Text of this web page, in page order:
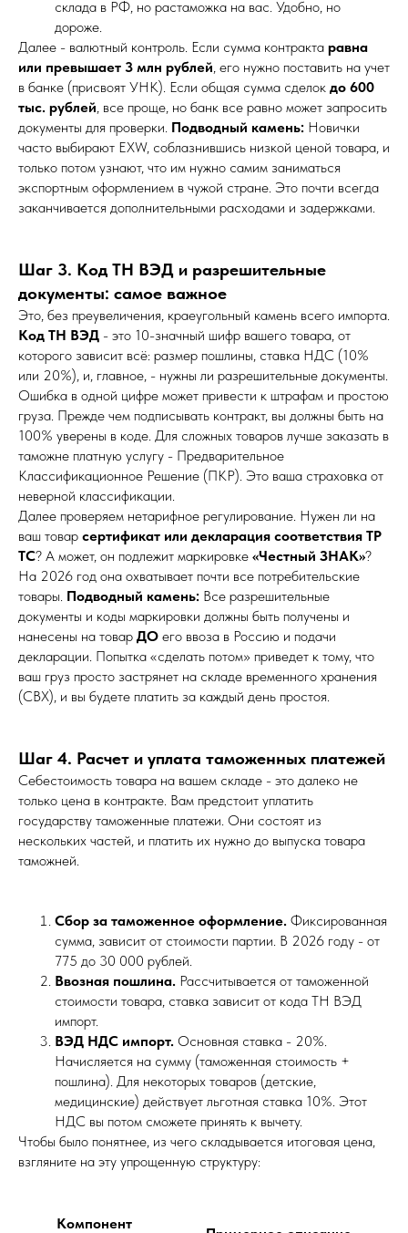
склада в РФ, но растаможка на вас. Удобно, но
дороже.
Далее - валютный контроль. Если сумма контракта равна
или превышает 3 млн рублей , его нужно поставить на учет
в банке (присвоят УНК). Если общая сумма сделок до 600
тыс. рублей , все проще, но банк все равно может запросить
документы для проверки. Подводный камень: Новички
часто выбирают EXW, соблазнившись низкой ценой товара, и
только потом узнают, что им нужно самим заниматься
экспортным оформлением в чужой стране. Это почти всегда
заканчивается дополнительными расходами и задержками.
Шаг 3. Код ТН ВЭД и разрешительные
документы: самое важное
Это, без преувеличения, краеугольный камень всего импорта.
Код ТН ВЭД - это 10-значный шифр вашего товара, от
которого зависит всё: размер пошлины, ставка НДС (10%
или 20%), и, главное, - нужны ли разрешительные документы.
Ошибка в одной цифре может привести к штрафам и простою
груза. Прежде чем подписывать контракт, вы должны быть на
100% уверены в коде. Для сложных товаров лучше заказать в
таможне платную услугу - Предварительное
Классификационное Решение (ПКР). Это ваша страховка от
неверной классификации.
Далее проверяем нетарифное регулирование. Нужен ли на
ваш товар сертификат или декларация соответствия ТР
ТС? А может, он подлежит маркировке «Честный ЗНАК»?
На 2026 год она охватывает почти все потребительские
товары. Подводный камень: Все разрешительные
документы и коды маркировки должны быть получены и
нанесены на товар ДО его ввоза в Россию и подачи
декларации. Попытка «сделать потом» приведет к тому, что
ваш груз просто застрянет на складе временного хранения
(СВХ), и вы будете платить за каждый день простоя.
Шаг 4. Расчет и уплата таможенных платежей
Себестоимость товара на вашем складе - это далеко не
только цена в контракте. Вам предстоит уплатить
государству таможенные платежи. Они состоят из
нескольких частей, и платить их нужно до выпуска товара
таможней.
Сбор за таможенное оформление. Фиксированная
сумма, зависит от стоимости партии. В 2026 году - от
775 до 30 000 рублей.
Ввозная пошлина. Рассчитывается от таможенной
стоимости товара, ставка зависит от кода ТН ВЭД
импорт.
ВЭД НДС импорт. Основная ставка - 20%.
Начисляется на сумму (таможенная стоимость +
пошлина). Для некоторых товаров (детские,
медицинские) действует льготная ставка 10%. Этот
НДС вы потом сможете принять к вычету.
Чтобы было понятнее, из чего складывается итоговая цена,
взгляните на эту упрощенную структуру:
Компонент